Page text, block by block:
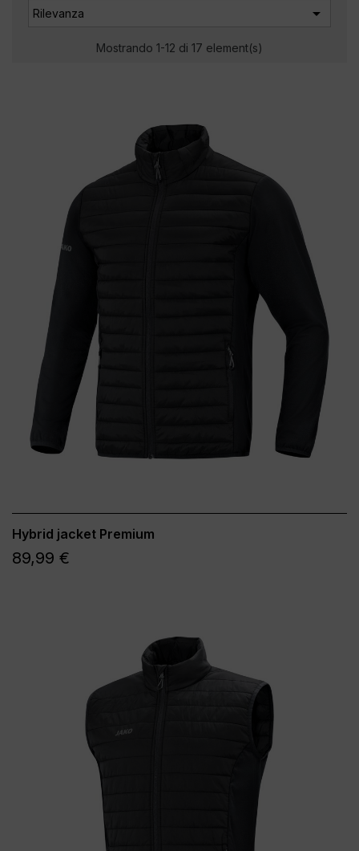
Rilevanza 
Mostrando 1-12 di 17 element(s)
Hybrid jacket Premium
89,99 €